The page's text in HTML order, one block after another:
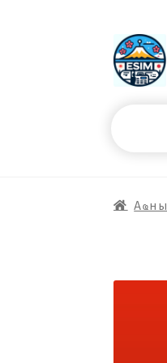
ナ
ビ
ゲ
ス
コ
ン
テ
プ Аҩны